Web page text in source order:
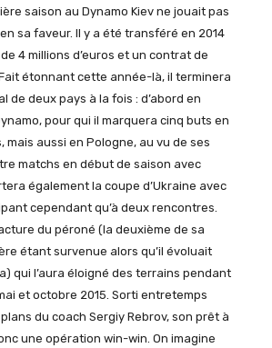
saison au Dynamo Kiev ne jouait pas
sa faveur. Il y a été transféré en 2014
4 millions d’euros et un contrat de
étonnant cette année-là, il terminera
de deux pays à la fois : d’abord en
pour qui il marquera cinq buts en
aussi en Pologne, au vu de ses
matchs en début de saison avec
également la coupe d’Ukraine avec
cependant qu’à deux rencontres.
du péroné (la deuxième de sa
étant survenue alors qu’il évoluait
qui l’aura éloigné des terrains pendant
et octobre 2015. Sorti entretemps
du coach Sergiy Rebrov, son prêt à
une opération win-win. On imagine